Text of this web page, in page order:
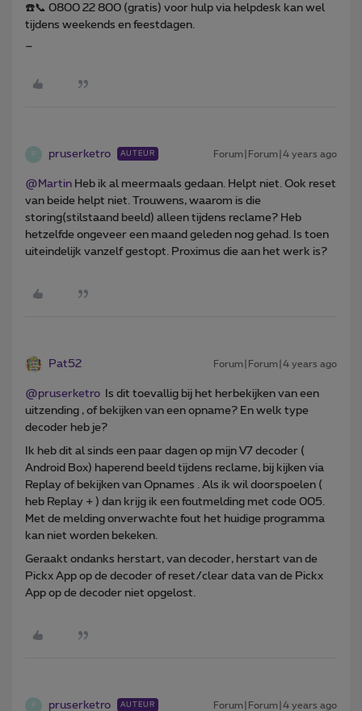
☎️📞 0800 22 800 (gratis) voor hulp via helpdesk kan wel
tijdens weekends en feestdagen.
P pruserketro AUTEUR Forum|Forum|4 years ago
@Martin Heb ik al meermaals gedaan. Helpt niet. Ook reset
van beide helpt niet. Trouwens, waarom is die
storing(stilstaand beeld) alleen tijdens reclame? Heb
hetzelfde ongeveer een maand geleden nog gehad. Is toen
uiteindelijk vanzelf gestopt. Proximus die aan het werk is?
Pat52 Forum|Forum|4 years ago
@pruserketro Is dit toevallig bij het herbekijken van een
uitzending , of bekijken van een opname? En welk type
decoder heb je?
Ik heb dit al sinds een paar dagen op mijn V7 decoder (
Android Box) haperend beeld tijdens reclame, bij kijken via
Replay of bekijken van Opnames . Als ik wil doorspoelen (
heb Replay + ) dan krijg ik een foutmelding met code 005.
Met de melding onverwachte fout het huidige programma
kan niet worden bekeken.
Geraakt ondanks herstart, van decoder, herstart van de
Pickx App op de decoder of reset/clear data van de Pickx
App op de decoder niet opgelost.
P pruserketro AUTEUR Forum|Forum|4 years ago